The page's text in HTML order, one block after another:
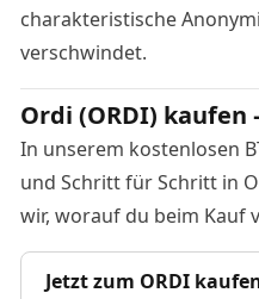
charakteristische
verschwindet.
Ordi (ORDI) kaufen
In unserem kostenlosen
und Schritt für Schritt in
wir, worauf du beim Kauf
Jetzt zum ORDI